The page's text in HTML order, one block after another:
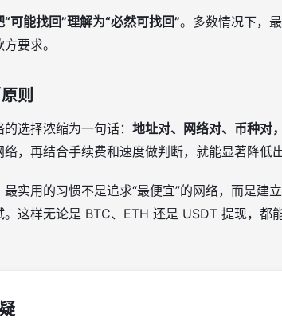
“可能找回”理解为“必然可找回”。多数情况下，
要求。
则
选择浓缩为一句话： 地址对、网络对、币种对
，再结合手续费和速度做判断，就能显著降低出
实用的习惯不是追求“最便宜”的网络，而是建
这样无论是 BTC、ETH 还是 USDT 提现，都